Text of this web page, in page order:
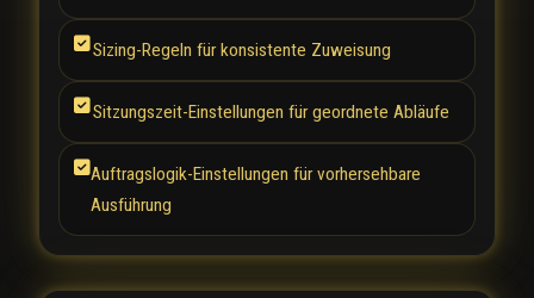
Sizing-Regeln für konsistente Zuweisung
Sitzungszeit-Einstellungen für geordnete Abläufe
Auftragslogik-Einstellungen für vorhersehbare
Ausführung